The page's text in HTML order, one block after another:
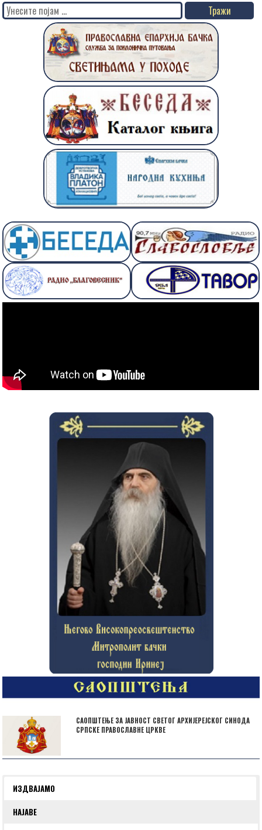
Search
for:
САОПШТЕЊЕ ЗА ЈАВНОСТ СВЕТОГ АРХИЈЕРЕЈСКОГ СИНОДА
СРПСКЕ ПРАВОСЛАВНЕ ЦРКВЕ
ИЗДВАЈАМО
НАЈАВЕ